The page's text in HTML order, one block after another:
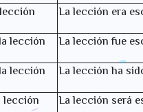
La lección era
lección
La lección fue
lección
La lección ha
lección
La lección será